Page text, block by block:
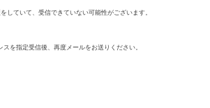
していて、受信できていない可能性がございます。
スを指定受信後、 再度メールをお送りください。